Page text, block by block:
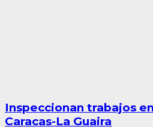
Inspeccionan trabajos
Caracas-La Guaira